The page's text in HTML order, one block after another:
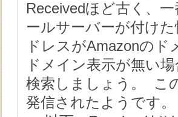
Receivedほど古く、
ールサーバーが付け
ドレスがAmazonの
ドメイン表示が無い
検索しましょう。
こ
発信されたようです。